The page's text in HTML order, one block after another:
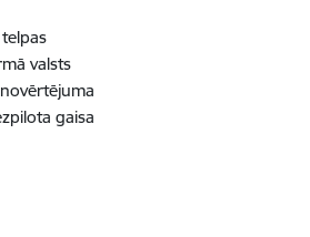
valsts
gaisa